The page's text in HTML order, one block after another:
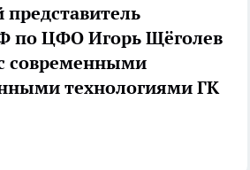
по ЦФО Игорь Щёголев
современными
технологиями ГК